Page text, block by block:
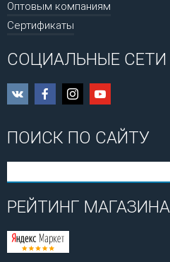
Оптовым компаниям
Сертификаты
СОЦИАЛЬНЫЕ СЕТИ
ПОИСК ПО САЙТУ
РЕЙТИНГ МАГАЗИНА